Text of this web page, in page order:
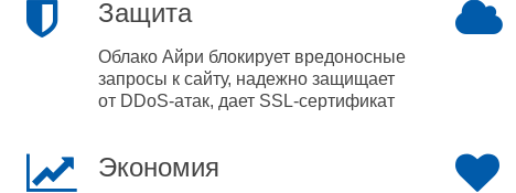
Защита
Облако Айри блокирует вредоносные
запросы к сайту, надежно защищает
от DDoS-атак, дает SSL-сертификат
Экономия